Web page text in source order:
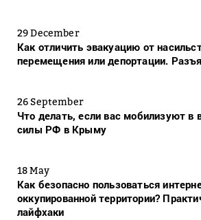
29 December
Как отличить эвакуацию от
перемещения или депортации.
26 September
Что делать, если вас мобилизуют в
силы РФ в Крыму
18 May
Как безопасно пользоваться
оккупированной территории?
лайфхаки